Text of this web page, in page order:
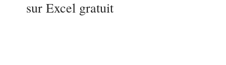
sur Excel gratuit